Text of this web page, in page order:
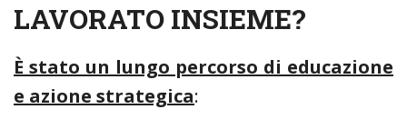
LAVORATO INSIEME?
È stato un lungo percorso di educazione
e azione strategica: